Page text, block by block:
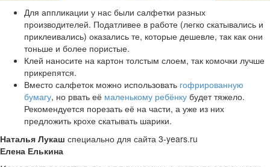
Для аппликации у нас были салфетки разных
производителей. Податливее в работе (легко скатывались и
приклеивались) оказались те, которые дешевле, так как они
тоньше и более пористые.
Клей наносите на картон толстым слоем, так комочки лучше
прикрепятся.
Вместо салфеток можно использовать гофрированную
бумагу, но рвать её маленькому ребёнку будет тяжело.
Рекомендуется порезать её на части, а уже из них
предложить крохе скатывать шарики.
Наталья Лукаш специально для сайта 3-years.ru
Елена Елькина